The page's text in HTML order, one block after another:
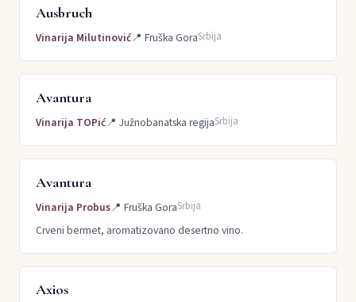
Ausbruch
Vinarija Milutinović📍 Fruška GoraSrbija
Avantura
Vinarija TOPić📍 Južnobanatska regijaSrbija
Avantura
Vinarija Probus📍 Fruška GoraSrbija
Crveni bermet, aromatizovano desertno vino.
Axios